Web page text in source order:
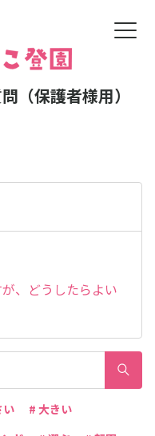
（保護者様用）
、どうしたらよい
い
# 大きい